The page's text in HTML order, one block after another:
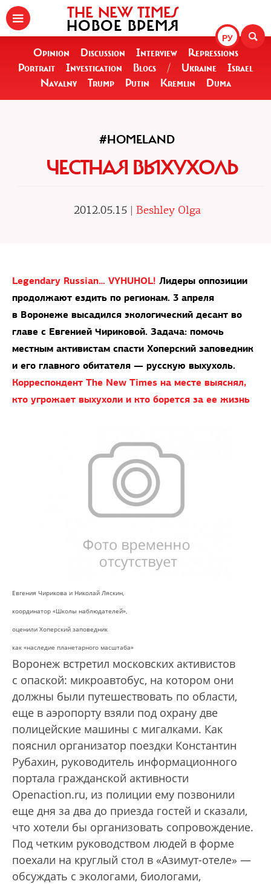
РУ
THE NEW TIMES
НОВОЕ ВРЕМЯ
Opinion Discussion Interview
Repressions
Portrait
Investigation Blogs / Ukraine
Israel
Navalny
Trump Putin Kremlin Duma
#HOMELAND
ЧЕСТНАЯ ВЫХУХОЛЬ
2012.05.15 | Beshley Olga
Legendary Russian… VYHUHOL! Лидеры оппозиции
продолжают ездить по регионам. 3 апреля
в Воронеже высадился экологический десант во
главе с Евгенией Чириковой. Задача: помочь
местным активистам спасти Хоперский заповедник
и его главного обитателя — русскую выхухоль.
Корреспондент The New Times на месте выяснял,
кто угрожает выхухоли и кто борется за ее жизнь
Евгения Чирикова и Николай Ляскин,
координатор «Школы наблюдателей»,
оценили Хоперский заповедник
как «наследие планетарного масштаба»
Воронеж встретил московских активистов
с опаской: микроавтобус, на котором они
должны были путешествовать по области,
еще в аэропорту взяли под охрану две
полицейские машины с мигалками. Как
пояснил организатор поездки Константин
Рубахин, руководитель информационного
портала гражданской активности
Openaction.ru, из полиции ему позвонили
еще дня за два до приезда гостей и сказали,
что хотели бы организовать сопровождение.
Под четким руководством людей в форме
поехали на круглый стол в «Азимут-отеле» —
обсуждать с экологами, биологами,